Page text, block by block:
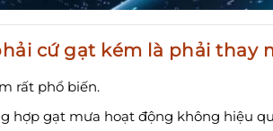
cứ gạt kém là phải thay
rất phổ biến.
hợp gạt mưa hoạt động không hiệu